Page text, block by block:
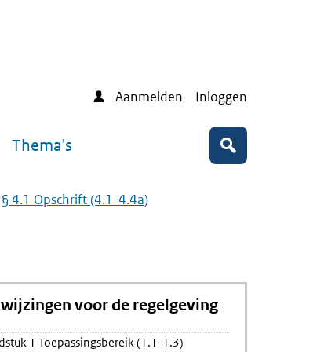
Aanmelden Inloggen
Thema's Zoeken
§ 4.1 Opschrift (4.1-4.4a)
voor de regelgeving
1 Toepassingsbereik (1.1-1.3)